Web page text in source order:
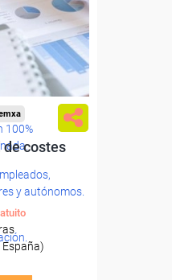
100%
y autónomos.
costes
España)